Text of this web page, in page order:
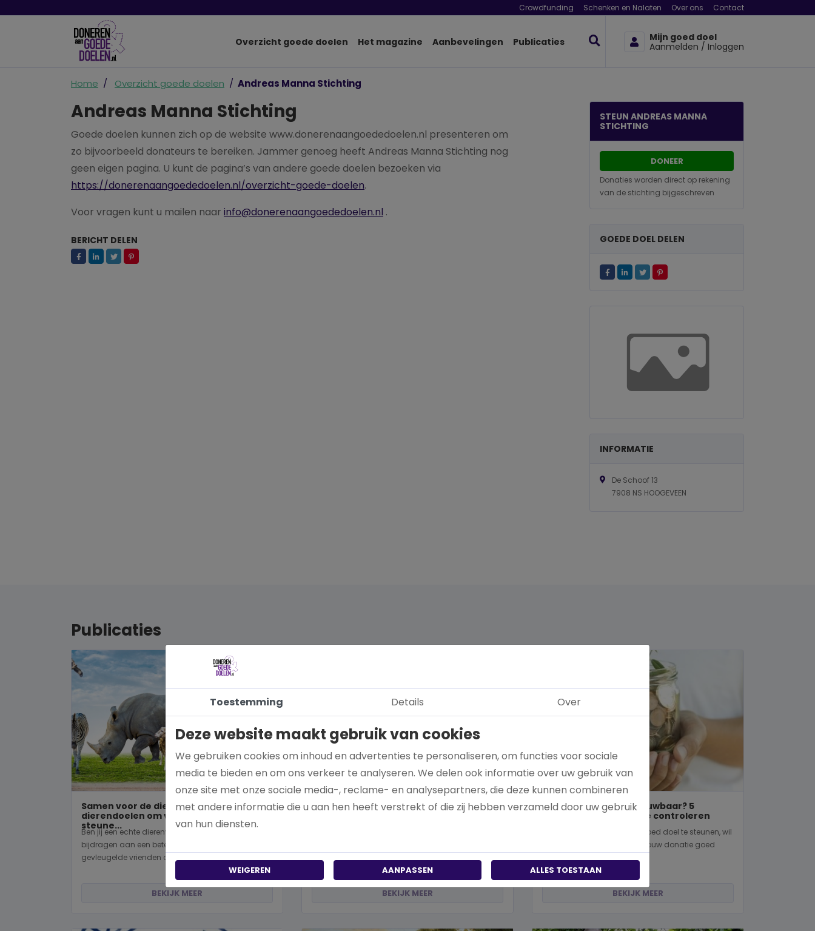
Crowdfunding Schenken en Nalaten Over ons Contact
Overzicht goede doelen Het magazine Aanbevelingen Publicaties
Mijn goed doel
Aanmelden / Inloggen
Home Overzicht goede doelen Andreas Manna Stichting
Andreas Manna Stichting
Goede doelen kunnen zich op de website www.donerenaangoededoelen.nl presenteren om
zo bijvoorbeeld donateurs te bereiken. Jammer genoeg heeft Andreas Manna Stichting nog
geen eigen pagina. U kunt de pagina’s van andere goede doelen bezoeken via
https://donerenaangoededoelen.nl/overzicht-goede-doelen.
Voor vragen kunt u mailen naar info@donerenaangoededoelen.nl .
BERICHT DELEN
STEUN ANDREAS MANNA
STICHTING
DONEER
Donaties worden direct op rekening
van de stichting bijgeschreven
GOEDE DOEL DELEN
INFORMATIE
De Schoof 13
7908 NS HOOGEVEEN
Publicaties
Samen voor de dieren: De mooiste
dierendoelen om vandaag nog te
steune...
Ben jij een echte dierenvriend en wil je graag
bijdragen aan een betere wereld voor viervoeters,
gevleugelde vrienden of wild...
BEKIJK MEER
Hoe kies je een goed doel dat écht bij je
BEKIJK MEER
Is een goed doel betrouwbaar? 5
manieren om dit zelf te controleren
Wanneer je besluit om een goed doel te steunen, wil
je natuurlijk zeker weten dat jouw donatie goed
BEKIJK MEER
Toestemming Details Over
Deze website maakt gebruik van cookies
We gebruiken cookies om inhoud en advertenties te personaliseren, om functies voor sociale
media te bieden en om ons verkeer te analyseren. We delen ook informatie over uw gebruik van
onze site met onze sociale media-, reclame- en analysepartners, die deze kunnen combineren
met andere informatie die u aan hen heeft verstrekt of die zij hebben verzameld door uw gebruik
van hun diensten.
WEIGEREN AANPASSEN ALLES TOESTAAN